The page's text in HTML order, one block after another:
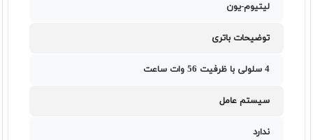
لیتیوم-یون
توضیحات باتری
4 سلولی با ظرفیت 56 وات ساعت
سیستم عامل
ندارد